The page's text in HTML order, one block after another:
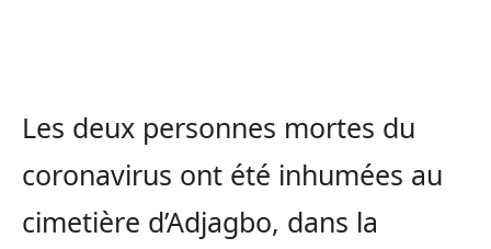
Les deux personnes mortes du
coronavirus ont été inhumées au
cimetière d’Adjagbo, dans la